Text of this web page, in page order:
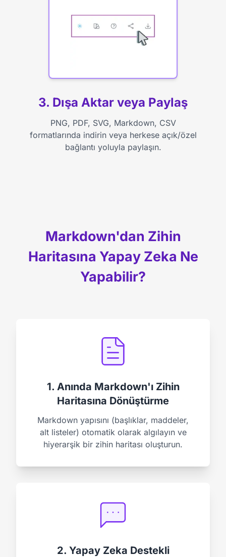
3. Dışa Aktar veya Paylaş
PNG, PDF, SVG, Markdown, CSV
formatlarında indirin veya herkese açık/özel
bağlantı yoluyla paylaşın.
Markdown'dan Zihin
Haritasına Yapay Zeka Ne
Yapabilir?
1. Anında Markdown'ı Zihin
Haritasına Dönüştürme
Markdown yapısını (başlıklar, maddeler,
alt listeler) otomatik olarak algılayın ve
hiyerarşik bir zihin haritası oluşturun.
2. Yapay Zeka Destekli